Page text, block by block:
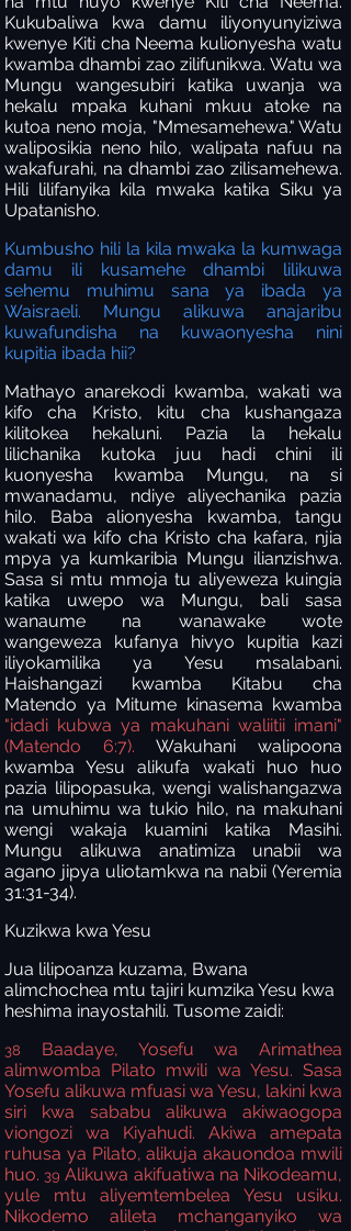
Kukubaliwa kwa damu iliyonyunyiziwa
kwenye Kiti cha Neema kulionyesha watu
kwamba dhambi zao zilifunikwa. Watu wa
Mungu wangesubiri katika uwanja wa
hekalu mpaka kuhani mkuu atoke na
kutoa neno moja, "Mmesamehewa." Watu
waliposikia neno hilo, walipata nafuu na
wakafurahi, na dhambi zao zilisamehewa.
Hili lilifanyika kila mwaka katika Siku ya
Upatanisho.
Kumbusho hili la kila mwaka la kumwaga
damu ili kusamehe dhambi lilikuwa
sehemu muhimu sana ya ibada ya
Waisraeli. Mungu alikuwa anajaribu
kuwafundisha na kuwaonyesha nini
kupitia ibada hii?
Mathayo anarekodi kwamba, wakati wa
kifo cha Kristo, kitu cha kushangaza
kilitokea hekaluni. Pazia la hekalu
lilichanika kutoka juu hadi chini ili
kuonyesha kwamba Mungu, na si
mwanadamu, ndiye aliyechanika pazia
hilo. Baba alionyesha kwamba, tangu
wakati wa kifo cha Kristo cha kafara, njia
mpya ya kumkaribia Mungu ilianzishwa.
Sasa si mtu mmoja tu aliyeweza kuingia
katika uwepo wa Mungu, bali sasa
wanaume na wanawake wote
wangeweza kufanya hivyo kupitia kazi
iliyokamilika ya Yesu msalabani.
Haishangazi kwamba Kitabu cha
Matendo ya Mitume kinasema kwamba
"idadi kubwa ya makuhani waliitii imani"
(Matendo 6:7). Wakuhani walipoona
kwamba Yesu alikufa wakati huo huo
pazia lilipopasuka, wengi walishangazwa
na umuhimu wa tukio hilo, na makuhani
wengi wakaja kuamini katika Masihi.
Mungu alikuwa anatimiza unabii wa
agano jipya uliotamkwa na nabii (Yeremia
31:31-34).
Kuzikwa kwa Yesu
Jua lilipoanza kuzama, Bwana
alimchochea mtu tajiri kumzika Yesu kwa
heshima inayostahili. Tusome zaidi:
38
Baadaye, Yosefu wa Arimathea
alimwomba Pilato mwili wa Yesu. Sasa
Yosefu alikuwa mfuasi wa Yesu, lakini kwa
siri kwa sababu alikuwa akiwaogopa
viongozi wa Kiyahudi. Akiwa amepata
ruhusa ya Pilato, alikuja akauondoa mwili
huo. 39 Alikuwa akifuatiwa na Nikodeamu,
yule mtu aliyemtembelea Yesu usiku.
Nikodemo alileta mchanganyiko wa